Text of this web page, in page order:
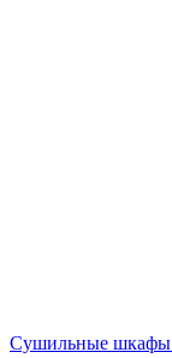
Сушильные